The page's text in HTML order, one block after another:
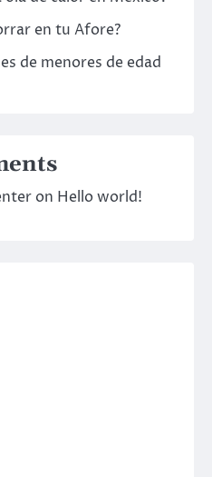
en tu Afore?
de menores de edad
on Hello world!